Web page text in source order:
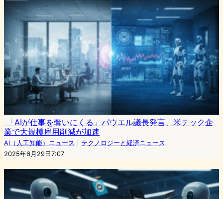
「AIが仕事を奪いにくる」パウエル議長発言、米テック企
業で大規模雇用削減が加速
AI（人工知能）ニュース ｜ テクノロジーと経済ニュース
2025年6月29日7:07